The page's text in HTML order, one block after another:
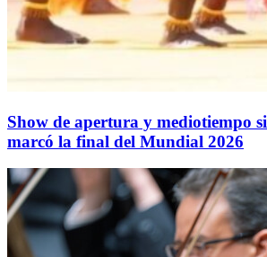
Show de apertura y mediotiempo
marcó la final del Mundial 2026